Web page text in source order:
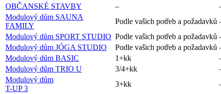
OBČANSKÉ STAVBY
–
Modulový dům SAUNA
FAMILY
Podle vašich potřeb a požadavků
Modulový dům SPORT STUDIO Podle vašich potřeb a požadavků
Modulový dům JÓGA STUDIO
Podle vašich potřeb a požadavků
Modulový dům BASIC
1+kk
Modulový dům TRIO U
3/4+kk
Modulový dům
T-UP 3
3+kk